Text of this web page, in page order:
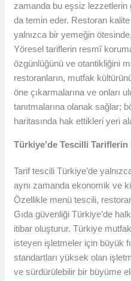
zamanda bu eşsiz lezzetlerin
da temin eder. Restoran
yalnızca bir yemeğin
Yöresel tariflerin resmî
özgünlüğünü ve otantikliğini
restoranların, mutfak
öne çıkarmalarına ve onları
tanıtmalarına olanak sağlar;
haritasında hak ettikleri yeri
Türkiye’de Tescilli
Tarif tescili Türkiye’de
aynı zamanda ekonomik ve
Özellikle menü tescili,
Gıda güvenliği Türkiye’de
itibar oluşturur. Türkiye
isteyen işletmeler için büyük
standartları yüksek olan
ve sürdürülebilir bir büyüme